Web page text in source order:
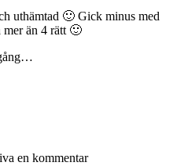
uthämtad 🙂 Gick minus med
mer än 4 rätt 🙂
en kommentar